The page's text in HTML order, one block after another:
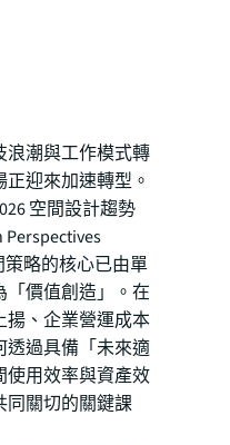
浪潮與工作模式轉
迎來加速轉型。
空間設計趨勢
Perspectives
略的核心已由單
價值創造」。在
揚、企業營運成本
透過具備「未來適
使用效率與資產效
同關切的關鍵課